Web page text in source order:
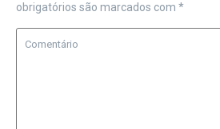
obrigatórios são marcados com *